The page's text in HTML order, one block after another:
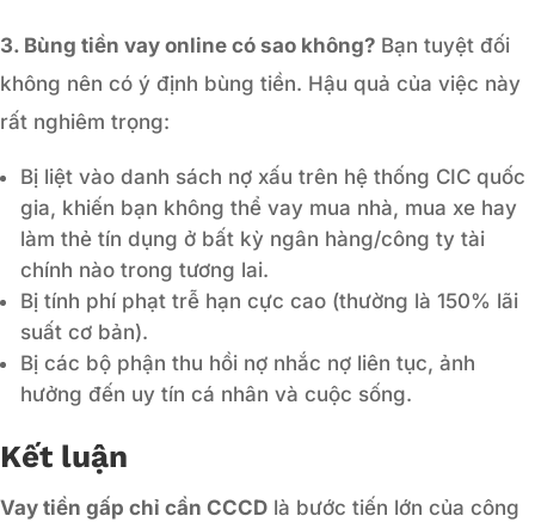
3. Bùng tiền vay online có sao không? Bạn tuyệt đối
không nên có ý định bùng tiền. Hậu quả của việc này
rất nghiêm trọng:
Bị liệt vào danh sách nợ xấu trên hệ thống CIC quốc
gia, khiến bạn không thể vay mua nhà, mua xe hay
làm thẻ tín dụng ở bất kỳ ngân hàng/công ty tài
chính nào trong tương lai.
Bị tính phí phạt trễ hạn cực cao (thường là 150% lãi
suất cơ bản).
Bị các bộ phận thu hồi nợ nhắc nợ liên tục, ảnh
hưởng đến uy tín cá nhân và cuộc sống.
Kết luận
Vay tiền gấp chỉ cần CCCD là bước tiến lớn của công